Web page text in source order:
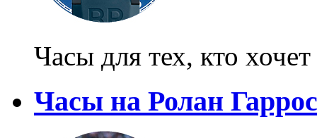
Часы для тех, кто
Часы на Ролан Гаррос